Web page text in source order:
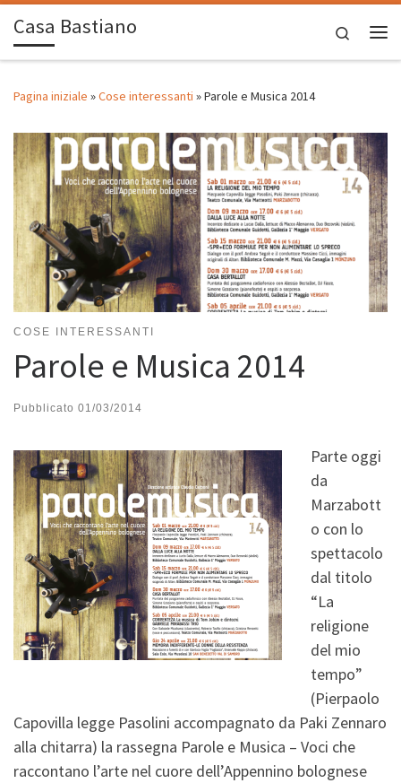
Passa al contenuto
Casa Bastiano
Search
Pagina iniziale »Cose interessanti »Parole e Musica 2014
COSE INTERESSANTI
Parole e Musica 2014
Pubblicato 01/03/2014
Parte oggi
da
Marzabott
o con lo
spettacolo
dal titolo
“La
religione
del mio
tempo”
(Pierpaolo
Capovilla legge Pasolini accompagnato da Paki Zennaro
alla chitarra) la rassegna Parole e Musica – Voci che
raccontano l’arte nel cuore dell’Appennino bolognese